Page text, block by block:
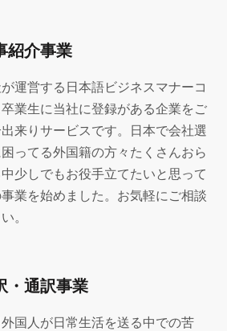
紹介事業
運営する日本語ビジネスマナーコ
業生に当社に登録がある企業をご
来りサービスです。日本で会社選
ってる外国籍の方々たくさんおら
少しでもお役手立てたいと思って
事業を始めました。お気軽にご相談
。
・通訳事業
国人が日常生活を送る中での苦